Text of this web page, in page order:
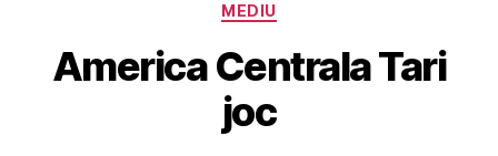
MEDIU
America Centrala Tari
joc